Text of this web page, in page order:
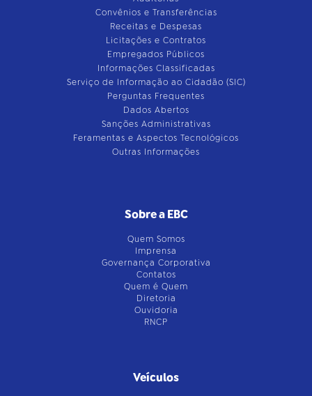
Convênios e Transferências
Receitas e Despesas
Licitações e Contratos
Empregados Públicos
Informações Classificadas
Serviço de Informação ao Cidadão (SIC)
Perguntas Frequentes
Dados Abertos
Sanções Administrativas
Feramentas e Aspectos Tecnológicos
Outras Informações
Sobre a EBC
Quem Somos
Imprensa
Governança Corporativa
Contatos
Quem é Quem
Diretoria
Ouvidoria
RNCP
Veículos